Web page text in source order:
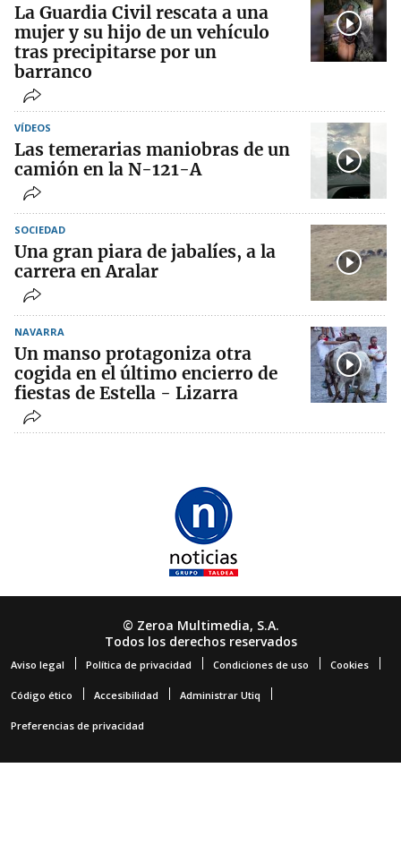
La Guardia Civil rescata a una
mujer y su hijo de un vehículo
tras precipitarse por un
barranco
VÍDEOS
Las temerarias maniobras de un
camión en la N-121-A
SOCIEDAD
Una gran piara de jabalíes, a la
carrera en Aralar
NAVARRA
Un manso protagoniza otra
cogida en el último encierro de
fiestas de Estella - Lizarra
© Zeroa Multimedia, S.A.
Todos los derechos reservados
Aviso legal Política de privacidad Condiciones de uso Cookies
Código ético Accesibilidad Administrar Utiq
Preferencias de privacidad